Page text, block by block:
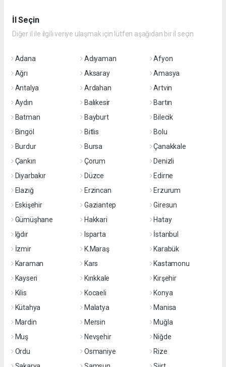
İl Seçin
Diğer il ile ilgili veriye ulaşmak için lütfen aşağıdan bir il seçin
Adana Adıyaman
Afyon
Ağrı
Aksaray
Amasya
Antalya
Ardahan
Artvin
Aydın
Balıkesir
Bartın
Batman
Bayburt
Bilecik
Bingöl
Bitlis
Bolu
Burdur
Bursa
Çanakkale
Çankırı
Çorum
Denizli
Diyarbakır
Düzce
Edirne
Elazığ
Erzincan
Erzurum
Eskişehir
Gaziantep
Giresun
Gümüşhane
Hakkari
Hatay
Iğdır
Isparta
İstanbul
İzmir
K.Maraş
Karabük
Karaman
Kars
Kastamonu
Kayseri
Kırıkkale
Kırşehir
Kilis
Kocaeli
Konya
Kütahya
Malatya
Manisa
Mardin
Mersin
Muğla
Muş
Nevşehir
Niğde
Ordu
Osmaniye
Rize